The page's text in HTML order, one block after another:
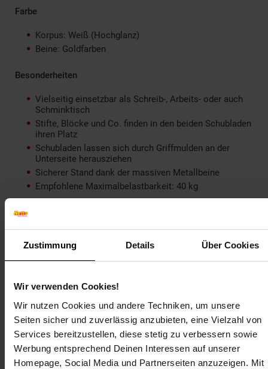
Zustimmung Details Über Cookies
Wir verwenden Cookies!
Wir nutzen Cookies und andere Techniken, um unsere
Seiten sicher und zuverlässig anzubieten, eine Vielzahl von
Services bereitzustellen, diese stetig zu verbessern sowie
Werbung entsprechend Deinen Interessen auf unserer
Homepage, Social Media und Partnerseiten anzuzeigen. Mit
Farbe
Korpus: Weiß (Hochglanz)
Beine: Goldfarben
Besonderheiten
Vielseitig einsetzbar als Schreib-, Arbeits- oder auch
Schminktisch
Stifte, Blöcke und Co. finden in den beiden Schubladen
ihren Platz
Schubladen lassen sich durch Griffmulden an der
Unterseite herausziehen
Sicherer Stand dank der massiven Metallbeine
Empfohlene Maximalbelastbarkeit: 40 kg
Material
Beine: lackierter Edelstahl
Ein Schreibtisch ohne Dekoration
Montageanleitung und -material inklusive
Montage
Lieferzustand: demontiert und sicher verpackt